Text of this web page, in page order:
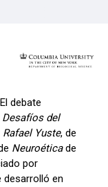
debate
Desafíos del
Rafael Yuste, de
Neuroéticade
por
desarrolló en